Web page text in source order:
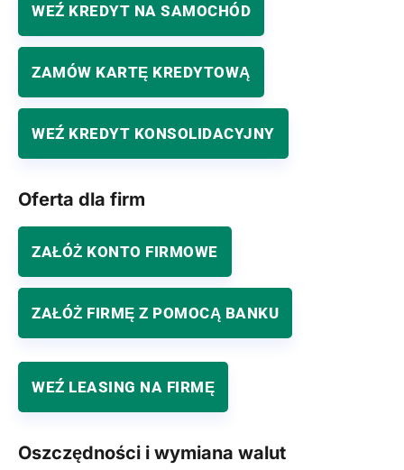
WEŹ KREDYT NA SAMOCHÓD
ZAMÓW KARTĘ KREDYTOWĄ
WEŹ KREDYT KONSOLIDACYJNY
Oferta dla firm
ZAŁÓŻ KONTO FIRMOWE
ZAŁÓŻ FIRMĘ Z POMOCĄ BANKU
WEŹ LEASING NA FIRMĘ
Oszczędności i wymiana walut